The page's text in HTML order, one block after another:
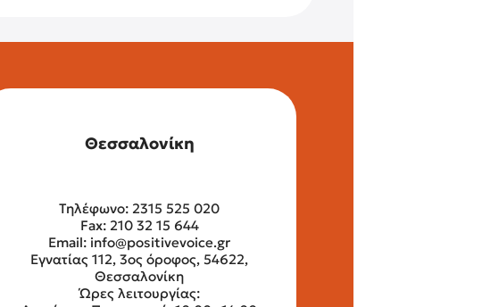
Θεσσαλονίκη
Τηλέφωνο: 2315 525 020
Fax: 210 32 15 644
Email: info@positivevoice.gr
Εγνατίας 112, 3ος όροφος, 54622,
Θεσσαλονίκη
Ώρες λειτουργίας: